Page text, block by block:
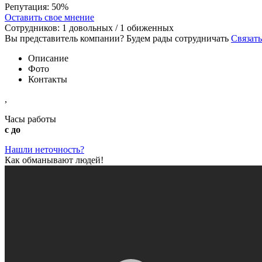
Репутация: 50%
Оставить свое мнение
Сотрудников: 1 довольных / 1 обиженных
Вы представитель компании? Будем рады сотрудничать
Описание
Фото
Контакты
,
Часы работы
с до
Нашли неточность?
Как обманывают людей!